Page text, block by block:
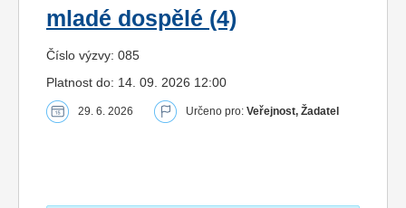
mladé dospělé (4)
Číslo výzvy: 085
Platnost do: 14. 09. 2026 12:00
29. 6. 2026 Určeno pro: Veřejnost, Žadatel